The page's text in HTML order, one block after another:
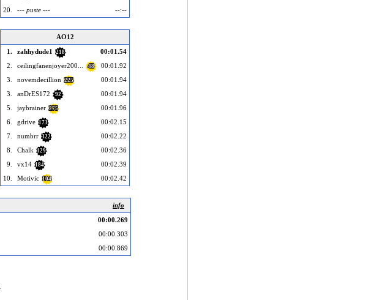
20.
--- puste --- --:--
AO12
1.
zahhydude1 218
00:01.54
2.
ceilingfanenjoyer200... 48
00:01.92
3.
novemdecillion 225
00:01.94
3.
anDrES172 92
00:01.94
5.
jaybrainer 275
00:01.96
6.
gdrive 173
00:02.15
7.
numbrr 322
00:02.22
8.
Chalk 129
00:02.36
9.
vx14 184
00:02.39
10.
Motivic 104 00:02.42
info
00:00.269
00:00.303
00:00.869